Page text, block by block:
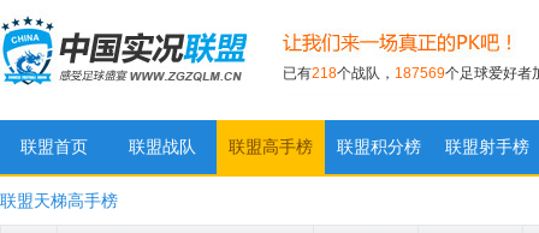
实况足球联盟
已有218个战队， 187569个足球爱好者
联盟首页 联盟战队 联盟高手榜 联盟积分榜 联盟射手榜
联盟天梯高手榜